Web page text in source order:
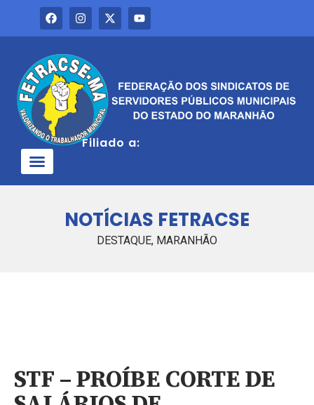
Filiado a:
NOTÍCIAS FETRACSE
DESTAQUE, MARANHÃO
STF – PROÍBE CORTE DE